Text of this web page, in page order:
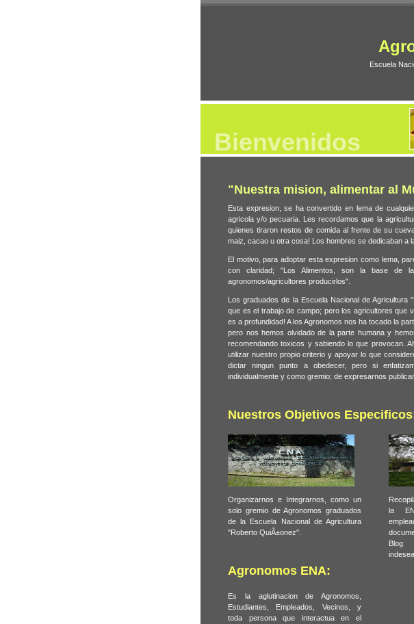
Escuela
Bienvenidos
"Nuestra mision, alimentar al
Esta expresion, se ha convertido en lema de
agricola y/o pecuaria. Les recordamos que la
quienes tiraron restos de comida al frente de su
maiz, cacao u otra cosa! Los hombres se dedicaban a
El motivo, para adoptar esta expresion como lema,
con claridad; "Los Alimentos, son la base de
agronomos/agricultores producirlos".
Los graduados de la Escuela Nacional de Agricultura
que es el trabajo de campo; pero los agricultores que
es a profundidad! A los Agronomos nos ha tocado la
pero nos hemos olvidado de la parte humana y
recomendando toxicos y sabiendo lo que provocan.
utilizar nuestro propio criterio y apoyar lo que
dictar ningun punto a obedecer, pero si
individualmente y como gremio; de expresarnos
Nuestros Objetivos
Organizarnos e Integrarnos, como un
solo gremio de Agronomos graduados
de la Escuela Nacional de Agricultura
"Roberto QuiÃ±onez".
Agronomos ENA:
Es la aglutinacion de Agronomos,
Estudiantes, Empleados, Vecinos, y
toda persona que interactua en el
la
Blog